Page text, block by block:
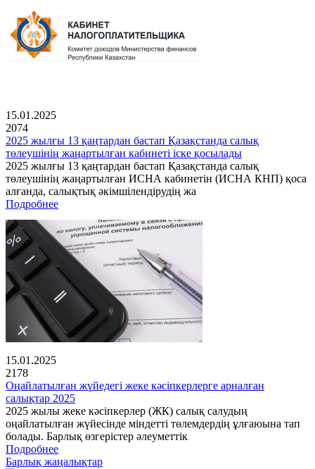
15.01.2025
2074
2025 жылғы 13 қаңтардан бастап Қазақстанда салық
төлеушінің жаңартылған кабинеті іске қосылады
2025 жылғы 13 қаңтардан бастап Қазақстанда салық
төлеушінің жаңартылған ИСНА кабинетін (ИСНА КНП) қоса
алғанда, салықтық әкімшілендірудің жа
Подробнее
15.01.2025
2178
Оңайлатылған жүйедегі жеке кәсіпкерлерге арналған
салықтар 2025
2025 жылы жеке кәсіпкерлер (ЖК) салық салудың
оңайлатылған жүйесінде міндетті төлемдердің ұлғаюына тап
болады. Барлық өзгерістер әлеуметтік
Подробнее
Барлық жаңалықтар